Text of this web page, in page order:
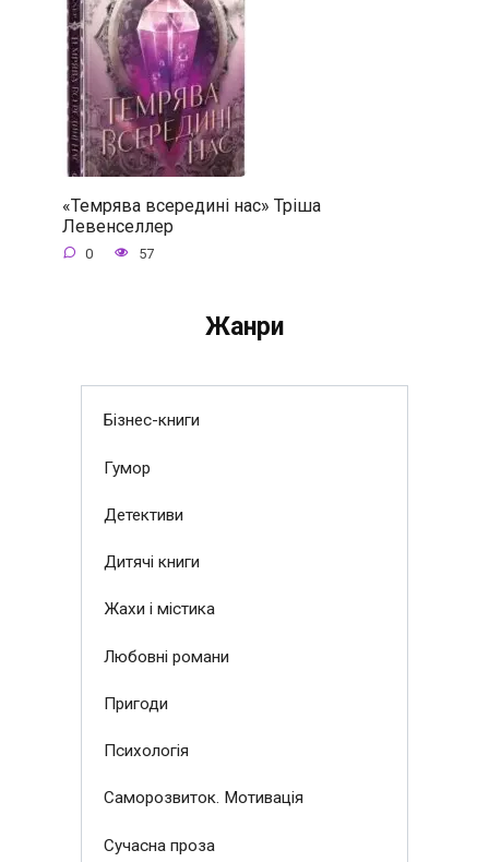
«Темрява всередині нас» Тріша
Левенселлер
0 57
Жанри
Бізнес-книги
Гумор
Детективи
Дитячі книги
Жахи і містика
Любовні романи
Пригоди
Психологія
Саморозвиток. Мотивація
Сучасна проза